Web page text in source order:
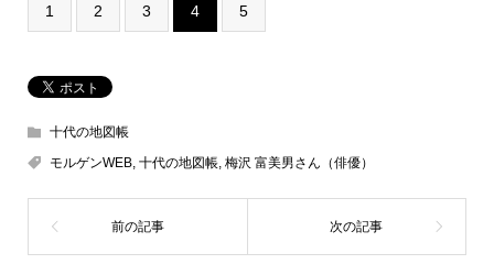
1 2 3 4 5
十代の地図帳
モルゲンWEB, 十代の地図帳, 梅沢 富美男さん（俳優）